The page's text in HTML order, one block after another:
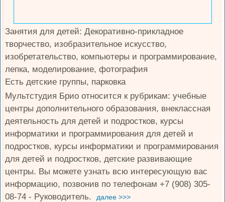
Занятия для детей: Декоративно-прикладное
творчество, изобразительное искусство,
изобретательство, компьютеры и программирование,
лепка, моделирование, фотография
Есть детские группы, парковка
Мультстудия Брио относится к рубрикам: учебные
центры дополнительного образования, внеклассная
деятельность для детей и подростков, курсы
информатики и программирования для детей и
подростков, курсы информатики и программирования
для детей и подростков, детские развивающие
центры. Вы можете узнать всю интересующую вас
информацию, позвонив по телефонам +7 (908) 305-
08-74 - Руководитель.
далее >>>